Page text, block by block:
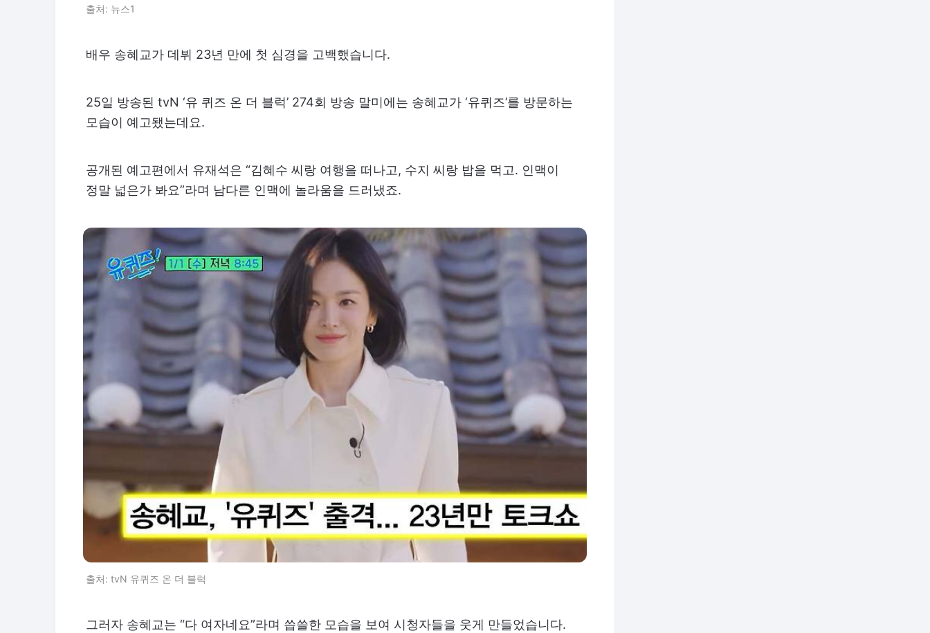
출처: 뉴스1
배우 송혜교가 데뷔 23년 만에 첫 심경을 고백했습니다.
25일 방송된 tvN ‘유 퀴즈 온 더 블럭’ 274회 방송 말미에는 송혜교가 ‘유퀴즈’를 방문하는
모습이 예고됐는데요.
공개된 예고편에서 유재석은 “김혜수 씨랑 여행을 떠나고, 수지 씨랑 밥을 먹고. 인맥이
정말 넓은가 봐요”라며 남다른 인맥에 놀라움을 드러냈죠.
출처: tvN 유퀴즈 온 더 블럭
그러자 송혜교는 “다 여자네요”라며 씁쓸한 모습을 보여 시청자들을 웃게 만들었습니다.